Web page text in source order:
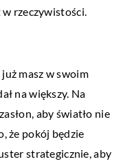
w rzeczywistości.
masz w swoim
na większy. Na
aby światło nie
że pokój będzie
strategicznie, aby